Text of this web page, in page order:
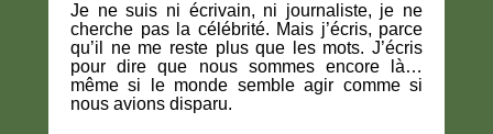
Je ne suis ni écrivain, ni journaliste, je ne
cherche pas la célébrité. Mais j’écris, parce
qu’il ne me reste plus que les mots. J’écris
pour dire que nous sommes encore là…
même si le monde semble agir comme si
nous avions disparu.